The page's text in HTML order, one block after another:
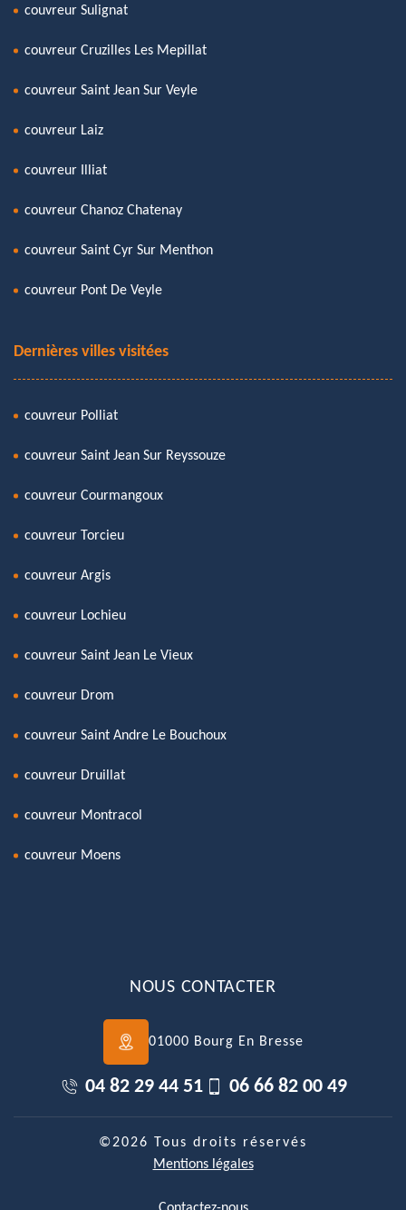
couvreur Sulignat
couvreur Cruzilles Les Mepillat
couvreur Saint Jean Sur Veyle
couvreur Laiz
couvreur Illiat
couvreur Chanoz Chatenay
couvreur Saint Cyr Sur Menthon
couvreur Pont De Veyle
Dernières villes visitées
couvreur Polliat
couvreur Saint Jean Sur Reyssouze
couvreur Courmangoux
couvreur Torcieu
couvreur Argis
couvreur Lochieu
couvreur Saint Jean Le Vieux
couvreur Drom
couvreur Saint Andre Le Bouchoux
couvreur Druillat
couvreur Montracol
couvreur Moens
NOUS CONTACTER
01000 Bourg En Bresse
04 82 29 44 51 06 66 82 00 49
©2026 Tous droits réservés
Mentions légales